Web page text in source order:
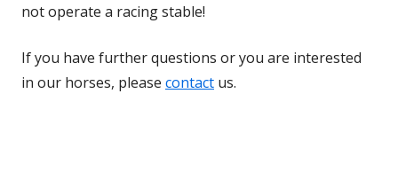
not operate a racing stable!
If you have further questions or you are interested
in our horses, please contact us.